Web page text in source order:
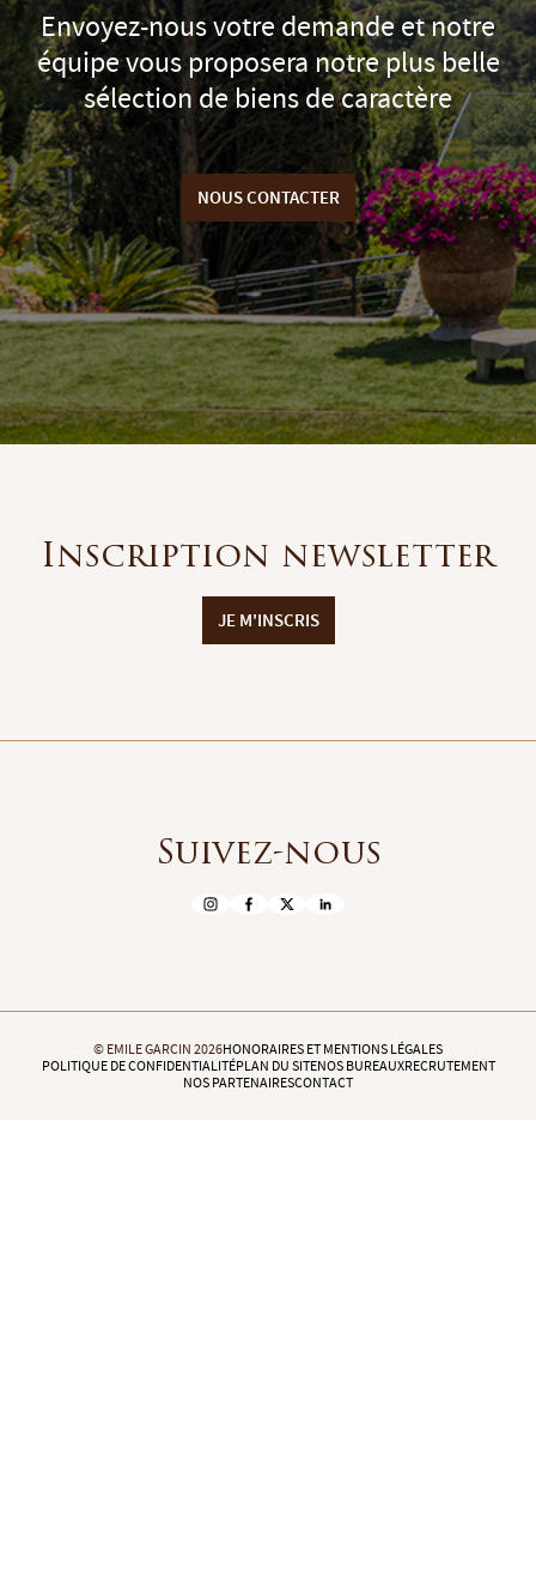
Envoyez-nous votre demande et notre
équipe vous proposera notre plus belle
sélection de biens de caractère
NOUS CONTACTER
Inscription newsletter
JE M'INSCRIS
Suivez-nous
© EMILE GARCIN 2026HONORAIRES ET MENTIONS LÉGALES
POLITIQUE DE CONFIDENTIALITÉPLAN DU SITENOS BUREAUXRECRUTEMENT
NOS PARTENAIRESCONTACT